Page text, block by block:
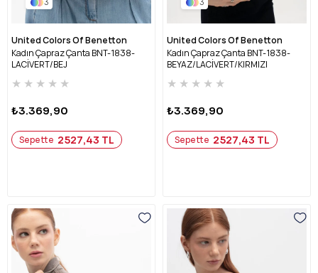
United Colors Of Benetton
Kadın Çapraz Çanta BNT-1838-
LACİVERT/BEJ
★ ★ ★ ★ ★
₺3.369,90
Sepette 2527,43 TL
United Colors Of Benetton
Kadın Çapraz Çanta BNT-1838-
BEYAZ/LACİVERT/KIRMIZI
★ ★ ★ ★ ★
₺3.369,90
Sepette 2527,43 TL